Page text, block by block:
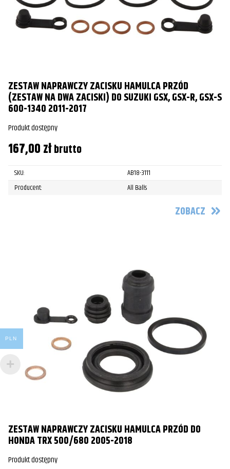
ZESTAW NAPRAWCZY ZACISKU HAMULCA PRZÓD
(ZESTAW NA DWA ZACISKI) DO SUZUKI GSX, GSX-R, GSX-S
600-1340 2011-2017
Produkt dostępny
167,00złbrutto
SKU:
AB18-3111
Producent:
All Balls
ZOBACZ
ZESTAW NAPRAWCZY ZACISKU HAMULCA PRZÓD DO
HONDA TRX 500/680 2005-2018
Produkt dostępny
PLN